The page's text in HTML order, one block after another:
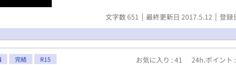
文字数 651 最終更新日 2017.5.12 登録
完結 R15 お気に入り : 41 24h.ポイント